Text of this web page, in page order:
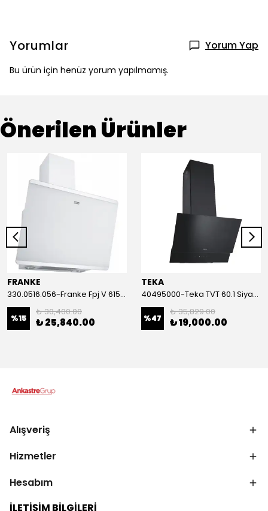
Yorumlar Yorum Yap
Bu ürün için henüz yorum yapılmamış.
Önerilen Ürünler
FRANKE
330.0516.056-Franke Fpj V 615 V Wh/Ss A 60 Cm Beyaz Davlumbaz
%15
₺ 30,400.00
₺ 25,840.00
TEKA
40495000-Teka TVT 60.1 Siyah Davlumbaz
%47
₺ 35,829.00
₺ 19,000.00
Alışveriş
Hizmetler
Hesabım
İLETİŞİM BİLGİLERİ